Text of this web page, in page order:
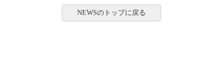
NEWSのトップに戻る